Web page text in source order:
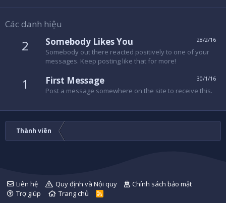
Các danh hiệu
2 28/2/16
Somebody Likes You
Somebody out there reacted positively to one of your
messages. Keep posting like that for more!
1 30/1/16
First Message
Post a message somewhere on the site to receive this.
Thành viên
Liên hệ Quy định và Nội quy
Chính sách bảo mật
Trợ giúp
Trang chủ
R